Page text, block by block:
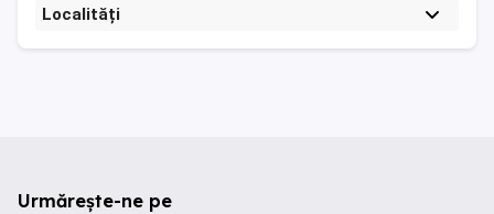
Localități
Urmărește-ne pe